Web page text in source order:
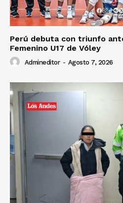
Perú debuta con triunfo
Femenino U17 de Vóley
Admineditor - Agosto 7, 2026